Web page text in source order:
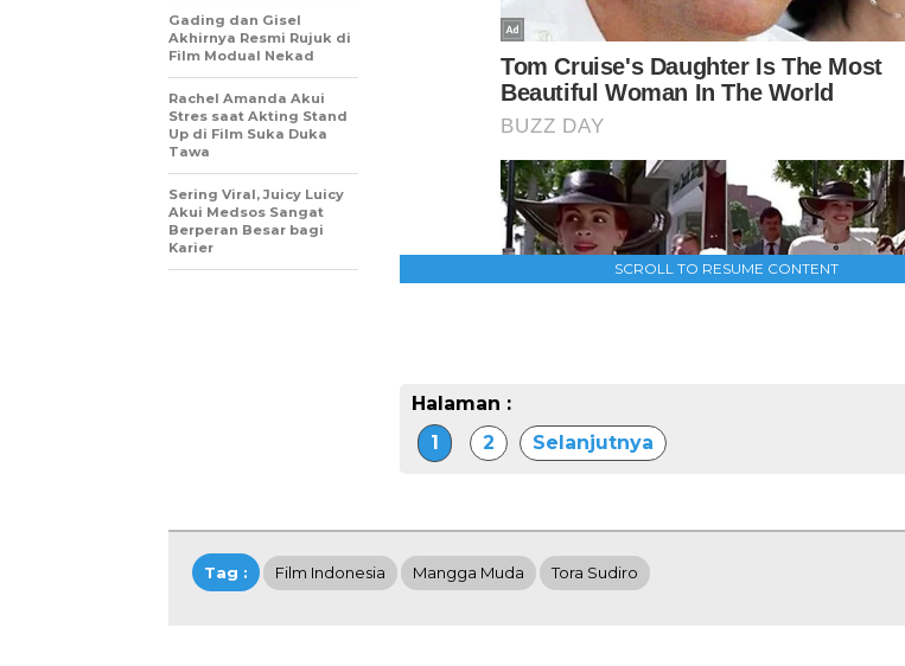
SCROLL TO RESUME CONTENT
Halaman :
1
2 Selanjutnya
Gading dan Gisel
Akhirnya Resmi Rujuk di
Film Modual Nekad
Rachel Amanda Akui
Stres saat Akting Stand
Up di Film Suka Duka
Tawa
Sering Viral, Juicy Luicy
Akui Medsos Sangat
Berperan Besar bagi
Karier
Tag : Film Indonesia Mangga Muda Tora Sudiro